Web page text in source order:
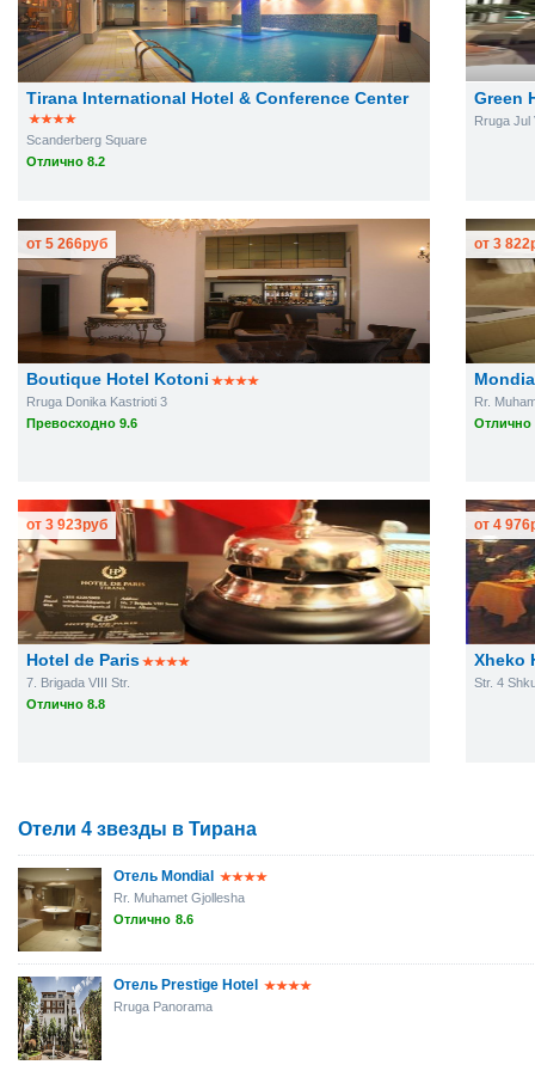
Tirana International Hotel & Conference Center
Scanderberg Square
Отлично 8.2
Green
Rruga Jul
Boutique Hotel Kotoni
Rruga Donika Kastrioti 3
Превосходно 9.6
от 5 266руб
Rr.
Отлично
от 3 822
Hotel de Paris
7. Brigada VIII Str.
Отлично 8.8
от 3 923руб
Xheko
Str. 4
от 4 976
Отели 4 звезды в Тирана
Отель Mondial
Rr. Muhamet Gjollesha
Отлично 8.6
Отель Prestige Hotel
Rruga Panorama